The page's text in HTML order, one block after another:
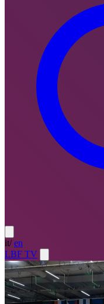
it/ en
LBF TV